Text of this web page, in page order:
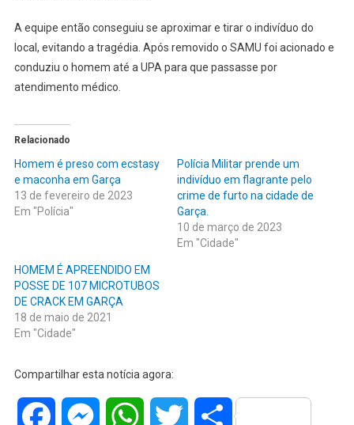
A equipe então conseguiu se aproximar e tirar o indivíduo do
local, evitando a tragédia. Após removido o SAMU foi acionado e
conduziu o homem até a UPA para que passasse por
atendimento médico.
Relacionado
Homem é preso com ecstasy
e maconha em Garça
13 de fevereiro de 2023
Em "Polícia"
Polícia Militar prende um
indivíduo em flagrante pelo
crime de furto na cidade de
Garça.
10 de março de 2023
Em "Cidade"
HOMEM É APREENDIDO EM
POSSE DE 107 MICROTUBOS
DE CRACK EM GARÇA
18 de maio de 2021
Em "Cidade"
Compartilhar esta notícia agora:
Facebook MessengerWhatsAppTwitter Share